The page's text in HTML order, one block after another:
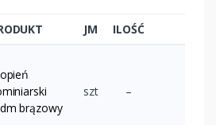
JM ILOŚĆ
brązowy
szt –